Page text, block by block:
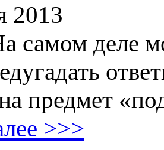
2013
самом деле
предмет
>>>